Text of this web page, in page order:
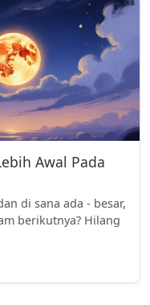
Awal Pada
di sana ada - besar,
berikutnya? Hilang